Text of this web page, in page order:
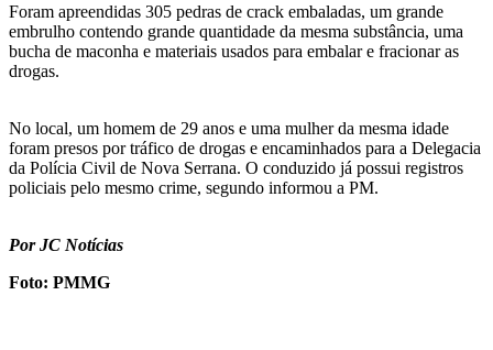
Foram apreendidas 305 pedras de crack embaladas, um grande
embrulho contendo grande quantidade da mesma substância, uma
bucha de maconha e materiais usados para embalar e fracionar as
drogas.
No local, um homem de 29 anos e uma mulher da mesma idade
foram presos por tráfico de drogas e encaminhados para a Delegacia
da Polícia Civil de Nova Serrana. O conduzido já possui registros
policiais pelo mesmo crime, segundo informou a PM.
Por JC Notícias
Foto: PMMG